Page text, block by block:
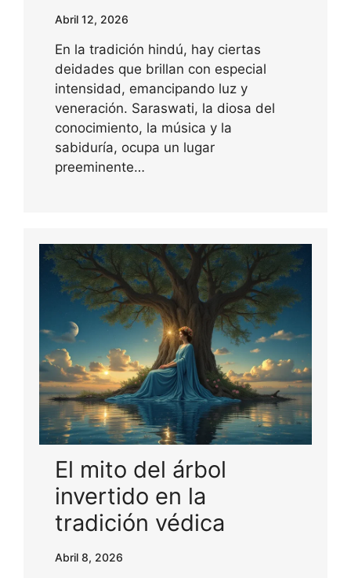
Abril 12, 2026
En la tradición hindú, hay ciertas
deidades que brillan con especial
intensidad, emancipando luz y
veneración. Saraswati, la diosa del
conocimiento, la música y la
sabiduría, ocupa un lugar
preeminente…
El mito del árbol
invertido en la
tradición védica
Abril 8, 2026